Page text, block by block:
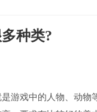
种类?
游戏中的人物、动